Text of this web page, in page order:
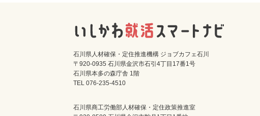
石川県人材確保・定住推進機構 ジョブカフェ石川
〒920-0935 石川県金沢市石引4丁目17番1号
石川県本多の森庁舎 1階
TEL 076-235-4510
石川県商工労働部人材確保・定住政策推進室